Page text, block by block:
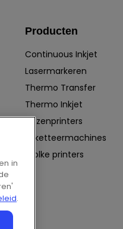
Producten
Continuous Inkjet
Lasermarkeren
Thermo Transfer
Thermo Inkjet
Dozenprinters
Etiketteermachines
Wolke printers
in
.